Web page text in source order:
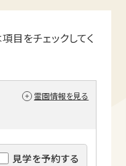
目をチェックしてく
霊園情報を見る
見学を予約する